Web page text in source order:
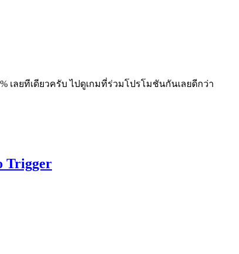
เลยทีเดียวครับ ไปดูเกมที่ร่วมโปรโมชันกันเลยดีกว่า
Trigger